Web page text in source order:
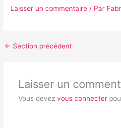
Laisser un commentaire / Par
← Section précédent
Laisser un
Vous devez vous connecter